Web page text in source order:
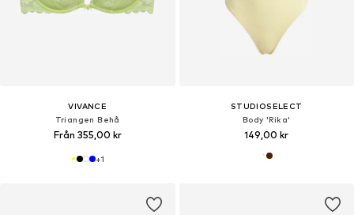
VIVANCE
Triangen Behå
Från 355,00 kr
+1
STUDIOSELECT
Body 'Rika'
149,00 kr